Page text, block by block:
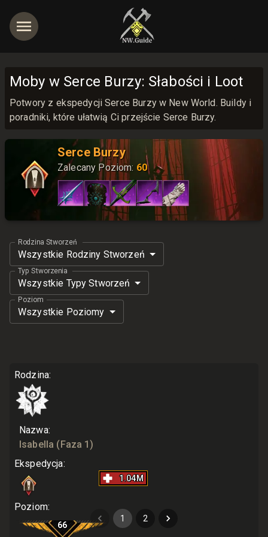
Moby w Serce Burzy: Słabości i Loot
Potwory z ekspedycji Serce Burzy w New World. Buildy i
poradniki, które ułatwią Ci przejście Serce Burzy.
Serce Burzy
Zalecany Poziom: 60
Rodzina Stworzeń
Wszystkie Rodziny Stworzeń
Typ Stworzenia
Wszystkie Typy Stworzeń
Poziom
Wszystkie Poziomy
Rodzina:
Nazwa:
Isabella (Faza 1)
Ekspedycja:
1.04M
Poziom:
66
1 2